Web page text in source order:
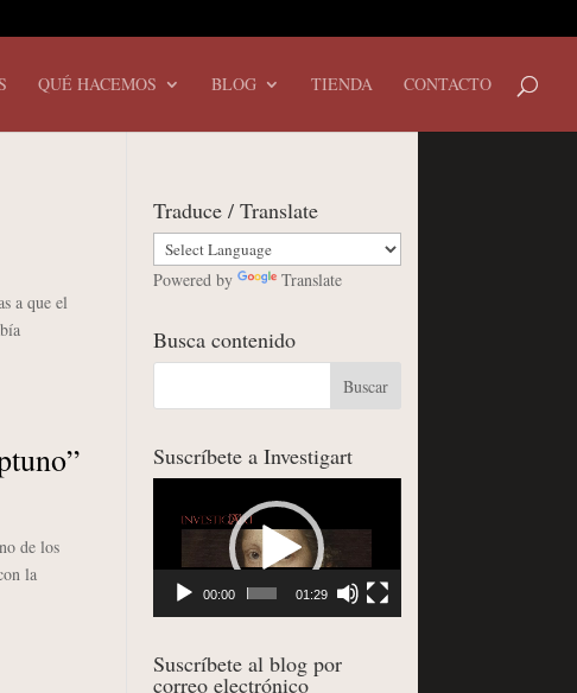
QUÉ HACEMOS BLOG TIENDA CONTACTO
a que el
de los
la
Traduce / Translate
Powered by Translate
Busca contenido
Suscríbete a Investigart
00:00 01:29
Suscríbete al blog por
correo electrónico